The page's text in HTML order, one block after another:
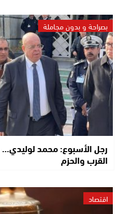
بصراحة و بدون مجاملة
رجل الأسبوع: محمد لوليدي…
القرب والحزم
اقتصاد